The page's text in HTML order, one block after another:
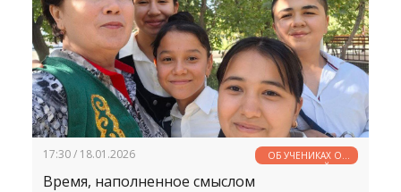
17:30 / 18.01.2026
ОБ УЧЕНИКАХ ОТ
УЧИТЕЛЕЙ
Время, наполненное смыслом